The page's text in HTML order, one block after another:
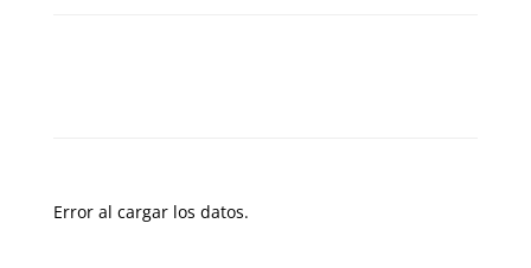
Error al cargar los datos.